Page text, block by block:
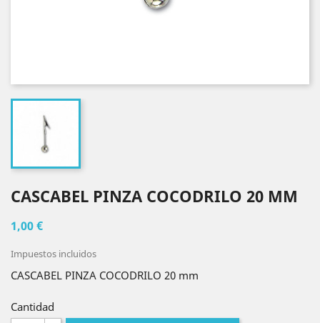
CASCABEL PINZA COCODRILO 20 MM
1,00 €
Impuestos incluidos
CASCABEL PINZA COCODRILO 20 mm
Cantidad